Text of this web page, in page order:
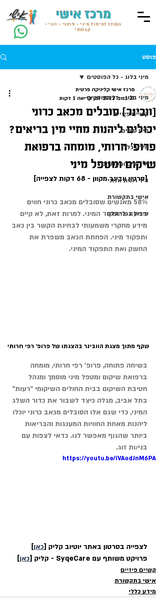
המרכז לטיפול מיני • פרטני • זוגי •
קבוצתי
מרכז אישי
פוסט
מיני בלוג - כל הפוסטים
קשיים פיזיים
מיני טיפים
מידע כללי
אירועים ומפגשים
ד״ר רונית אלוני
אישי בתקשורת
טיפול בגלי הלם
מיני בלוג - כל הפוסטים
[וובינר] סובלים מכאב כרוני
יכולים ליהנות מחיי מין בריאים?
פרופ' חרותי, מומחה ברפואת
שיקום ומטפל מיני
מרכז אישי קליניקה פרטית
27 בנוב׳ 2022
זמן קריאה 1 דקות
[סרטון וובינר מקוון - 68 דקות לצפייה]
58% מאנשים שסובלים מכאב כרוני חווים
פגיעה בתפקוד המיני. למרות זאת, לא קיים
מידע מחקרי משמעותי לבחינת הקשר בין כאב
ותפקוד מיני. הפחתת הכאב משפרת את
החשק ואת התפקוד המיני.
שקף מתוך מצגת הוובינר בהצגתו של פרופ׳ רפי חרותי
בשיחה פתוחה, פרופ' רפי חרותי, מומחה
ברפואת שיקום ומטפל מיני מוסמך ומנהל
חטיבת השיקום בבית החולים השיקומי "רעות"
בתל אביב, מגלה כיצד לשבור את כדור השלג
המיני, כדי שגם אלו הסובלים מכאב כרוני יוכלו
ליהנות מאחת החוויות המענגות והבריאות
ביותר שהגוף מאפשר לנו. כדאי לצפות עם
בני/ות זוג.
https://youtu.be/iVAodJnM6PA
לצפייה בסרטון באתר יוטיוב קליק [כאן]
פרויקט משותף עם SyqeCare - קליק [
כאן]
קשיים פיזיים
אישי בתקשורת
מידע כללי